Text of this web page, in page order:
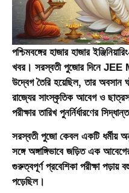
পশ্চিমবঙ্গের হাজার হাজার
খবর। সরস্বতী পুজোর দিনে JEE
উদ্বেগ তৈরি হয়েছিল, তার অবসান
রাজ্যের সাংস্কৃতিক আবেগ ও
পরীক্ষার তারিখ পুনর্নির্ধারণের
সরস্বতী পুজো কেবল একটি ধর্মীয়
সঙ্গে অঙ্গাঙ্গিভাবে জড়িত এক
গুরুত্বপূর্ণ প্রবেশিকা পরীক্ষা পড়ায়
পড়েছিল।